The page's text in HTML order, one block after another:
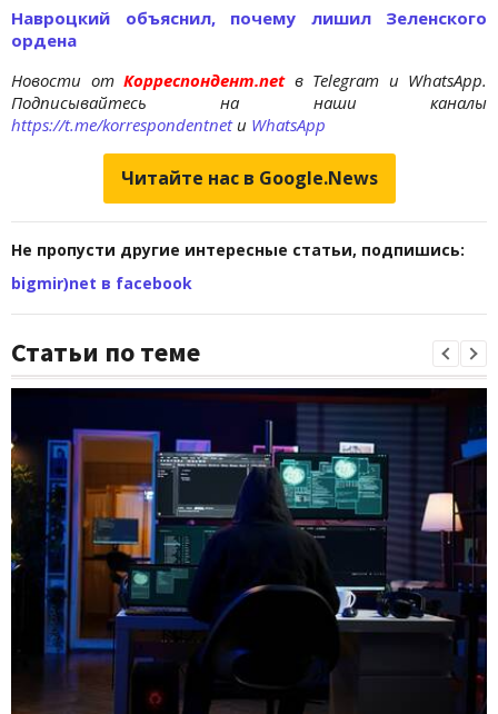
Навроцкий объяснил, почему лишил Зеленского
ордена
Новости отКорреспондент.net в Telegram и WhatsApp.
Подписывайтесь на наши каналы
https://t.me/korrespondentnetи WhatsApp
Читайте нас в Google.News
Не пропусти другие интересные статьи, подпишись:
bigmir)net в facebook
Статьи по теме